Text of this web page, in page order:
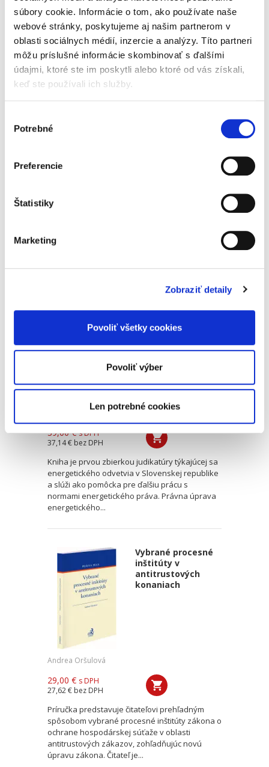
súbory cookie. Informácie o tom, ako používate naše
webové stránky, poskytujeme aj našim partnerom v
oblasti sociálnych médií, inzercie a analýzy. Títo partneri
môžu príslušné informácie skombinovať s ďalšími
údajmi, ktoré ste im poskytli alebo ktoré od vás získali,
keď ste používali ich služby.
súhlasu
Potrebné
Preferencie
Štatistiky
Marketing
Zobraziť detaily
Povoliť všetky cookies
Povoliť výber
Len potrebné cookies
regulácie finančného a...
Judikatúra vo
veciach verejného
Juraj Hedera
pokrýva nielen rozhodovaciu činnosť súdov
Slovenskej republiky za 12 rokov, ale súčasne
energetického
práva
,Boris Štiffel
39,00 € s DPH
37,14 € bez DPH
Kniha je prvou zbierkou judikatúry týkajúcej sa
energetického odvetvia v Slovenskej republike
a slúži ako pomôcka pre ďalšiu prácu s
normami energetického práva. Právna úprava
energetického...
Vybrané procesné
inštitúty v
antitrustových
konaniach
Andrea Oršulová
29,00 € s DPH
27,62 € bez DPH
Príručka predstavuje čitateľovi prehľadným
spôsobom vybrané procesné inštitúty zákona o
ochrane hospodárskej súťaže v oblasti
antitrustových zákazov, zohľadňujúc novú
úpravu zákona. Čitateľ je...